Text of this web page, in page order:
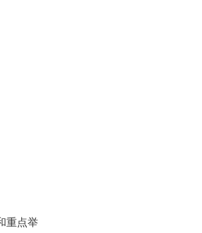
重点举